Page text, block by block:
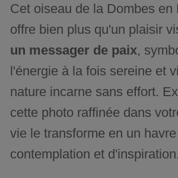
Cet oiseau de la Dombes en
offre bien plus qu'un plaisir
un messager de paix,
l'énergie à la fois sereine et
nature incarne sans effort.
cette photo raffinée dans
vie le transforme en un
contemplation et d'inspiration.